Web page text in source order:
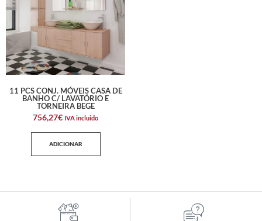
11 PCS CONJ. MÓVEIS CASA DE
BANHO C/ LAVATÓRIO E
TORNEIRA BEGE
756,27€ IVA incluido
ADICIONAR